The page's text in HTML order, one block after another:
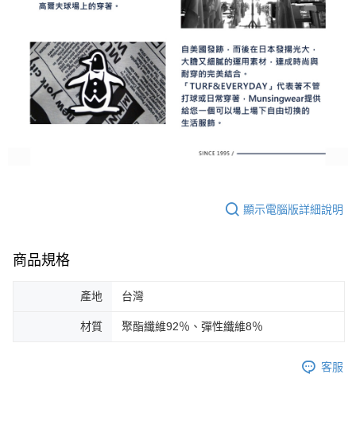
顯示電腦版詳細說明
商品規格
產地 台灣
材質 聚酯纖維92％、彈性纖維8％
客服